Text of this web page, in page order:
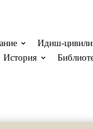
Идиш-
История